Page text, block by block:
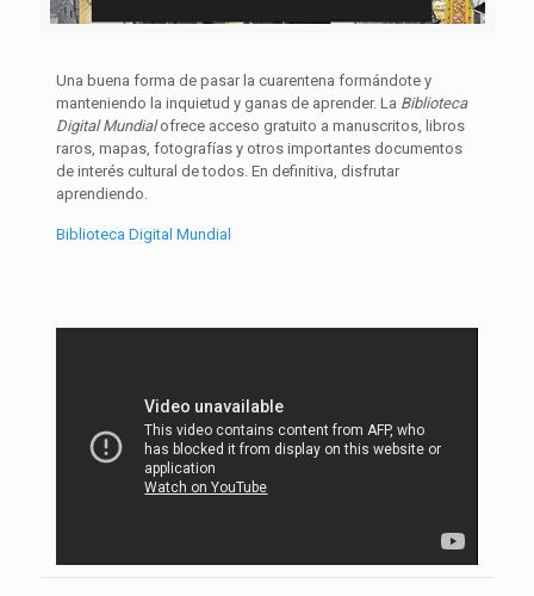
Una buena forma de pasar la cuarentena formándote y
manteniendo la inquietud y ganas de aprender.La Biblioteca
Digital Mundialofrece acceso gratuito a manuscritos, libros
raros, mapas, fotografías y otros importantes documentos
de interés cultural de todos. En definitiva, disfrutar
aprendiendo.
Biblioteca Digital Mundial